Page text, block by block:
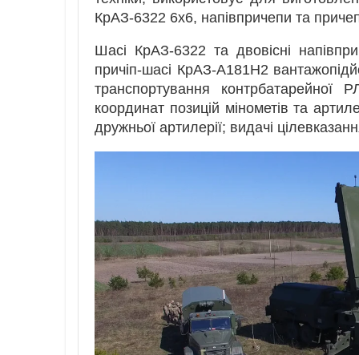
КрАЗ-6322 6х6, напівпричепи та
Шасі КрАЗ-6322 та двовісні
причіп-шасі КрАЗ-А181Н2
транспортування
координат позицій мінометів та
дружньої артилерії; видачі